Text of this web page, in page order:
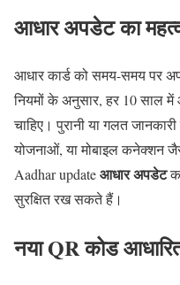
आधार अपडेट का
आधार कार्ड को समय-समय पर
नियमों के अनुसार, हर 10 साल
चाहिए। पुरानी या गलत
योजनाओं, या मोबाइल कनेक्शन
Aadhar updateआधार अपडेट
सुरक्षित रख सकते हैं।
नया QR कोड